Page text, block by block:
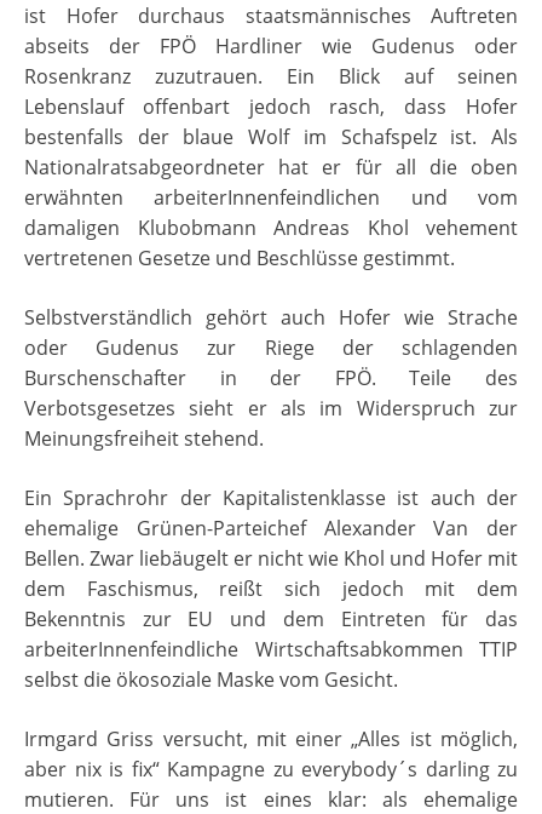
ist Hofer durchaus staatsmännisches Auftreten
abseits der FPÖ Hardliner wie Gudenus oder
Rosenkranz zuzutrauen. Ein Blick auf seinen
Lebenslauf offenbart jedoch rasch, dass Hofer
bestenfalls der blaue Wolf im Schafspelz ist. Als
Nationalratsabgeordneter hat er für all die oben
erwähnten arbeiterInnenfeindlichen und vom
damaligen Klubobmann Andreas Khol vehement
vertretenen Gesetze und Beschlüsse gestimmt.
Selbstverständlich gehört auch Hofer wie Strache
oder Gudenus zur Riege der schlagenden
Burschenschafter in der FPÖ. Teile des
Verbotsgesetzes sieht er als im Widerspruch zur
Meinungsfreiheit stehend.
Ein Sprachrohr der Kapitalistenklasse ist auch der
ehemalige Grünen-Parteichef Alexander Van der
Bellen. Zwar liebäugelt er nicht wie Khol und Hofer mit
dem Faschismus, reißt sich jedoch mit dem
Bekenntnis zur EU und dem Eintreten für das
arbeiterInnenfeindliche Wirtschaftsabkommen TTIP
selbst die ökosoziale Maske vom Gesicht.
Irmgard Griss versucht, mit einer „Alles ist möglich,
aber nix is fix“ Kampagne zu everybody´s darling zu
mutieren. Für uns ist eines klar: als ehemalige